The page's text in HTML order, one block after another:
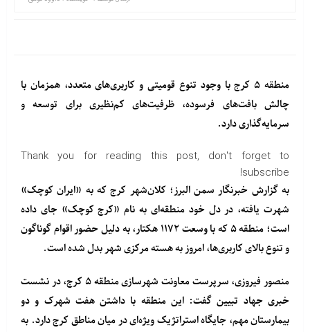
منطقه ۵ کرج با وجود تنوع قومیتی و کاربری‌های متعدد، همزمان با
چالش بافت‌های فرسوده، ظرفیت‌های کم‌نظیری برای توسعه و
سرمایه‌گذاری دارد.
Thank you for reading this post, don't forget to
subscribe!
به گزارش خبرنگار سمن البرز؛ کلان‌شهر کرج که به «ایران کوچک»
شهرت یافته، در دل خود منطقه‌ای به نام «کرج کوچک» جای داده
است؛ منطقه ۵ که با وسعت ۱۱۷۲ هکتار، به دلیل حضور اقوام گوناگون
و تنوع بالای کاربری‌ها، امروز به هسته مرکزی شهر بدل شده است.
منصور فیروزی، سرپرست معاونت شهرسازی منطقه ۵ کرج، در نشست
خبری جهاد تبیین گفت: این منطقه با داشتن هفت شهرک و دو
بیمارستان مهم، جایگاه استراتژیک ویژه‌ای در میان مناطق کرج دارد. به